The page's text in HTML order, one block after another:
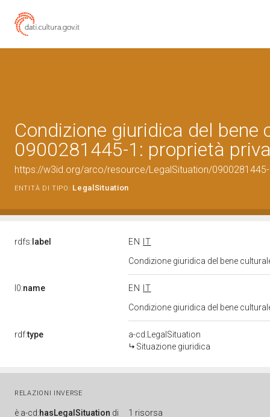
Condizione giuridica del bene
0900281445-1: proprietà
https://w3id.org/arco/resource/LegalSituation/
ENTITÀ DI TIPO: LegalSituation
rdfs: label EN
IT
Condizione giuridica del bene
l0:name EN
IT
Condizione giuridica del bene
rdf:type
a-cd:LegalSituation
Situazione giuridica
RELAZIONI INVERSE
è a-cd:hasLegalSituation di 1 risorsa